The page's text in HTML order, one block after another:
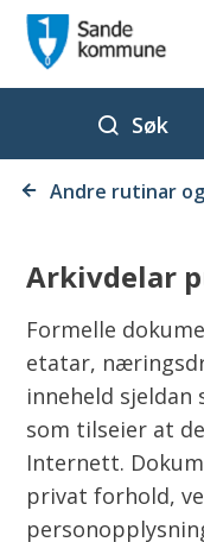
Søk
Du Andre rutinar
Arkivdelar
Formelle
etatar,
inneheld
som tilseier at
Internett.
privat forhold,